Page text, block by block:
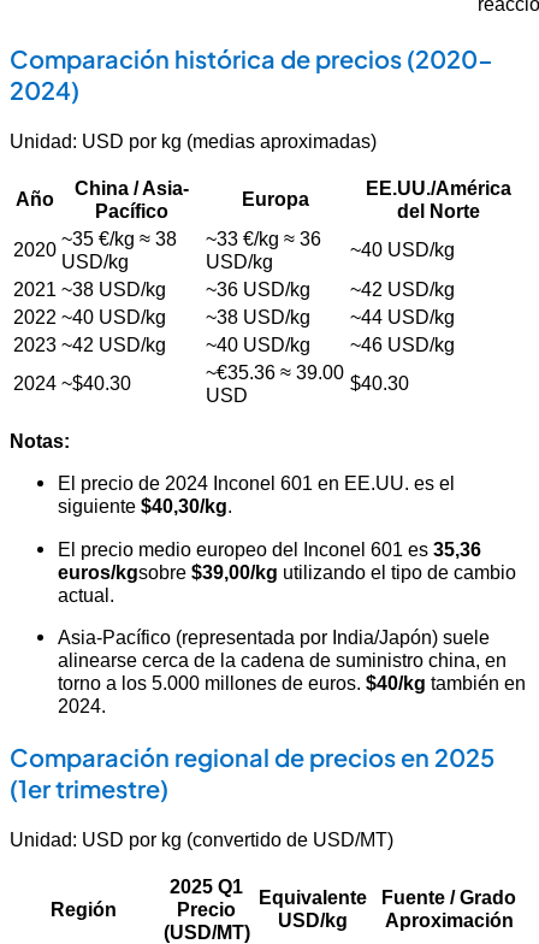
Comparación histórica de precios (2020-
2024)
Unidad: USD por kg (medias aproximadas)
Año
China / Asia-
Pacífico
Europa
EE.UU./América
del Norte
2020 ~35 €/kg ≈ 38
USD/kg
~33 €/kg ≈ 36
USD/kg
~40 USD/kg
2021 ~38 USD/kg ~36 USD/kg
~42 USD/kg
2022 ~40 USD/kg ~38 USD/kg
~44 USD/kg
2023 ~42 USD/kg ~40 USD/kg
~46 USD/kg
2024 ~$40.30
~€35.36 ≈ 39.00
USD
$40.30
Notas:
El precio de 2024 Inconel 601 en EE.UU. es el
siguiente $40,30/kg.
El precio medio europeo del Inconel 601 es 35,36
euros/kgsobre $39,00/kg utilizando el tipo de cambio
actual.
Asia-Pacífico (representada por India/Japón) suele
alinearse cerca de la cadena de suministro china, en
torno a los 5.000 millones de euros. $40/kg también en
2024.
Comparación regional de precios en 2025
(1er trimestre)
Unidad: USD por kg (convertido de USD/MT)
Región
2025 Q1
Precio
(USD/MT)
Equivalente
USD/kg
Fuente / Grado
Aproximación